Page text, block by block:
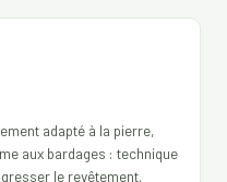
adapté à la pierre,
aux bardages : technique
le revêtement.